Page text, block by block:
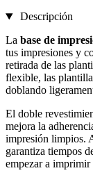
Descripción
La base de
tus impresiones y
retirada de las
flexible, las
doblando
El doble
mejora la
impresión limpios.
garantiza tiempos
empezar a imprimir